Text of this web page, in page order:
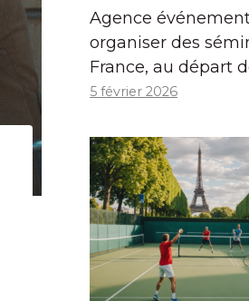
Agence
organiser des
France, au départ
5 février 2026